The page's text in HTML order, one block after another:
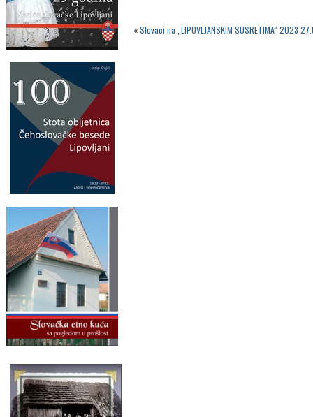
«Slovaci na „LIPOVLJANSKIM SUSRETIMA“ 2023